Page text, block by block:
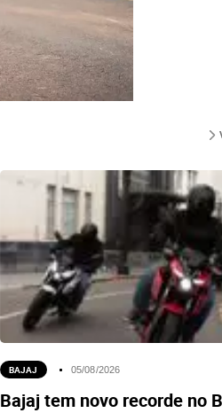
BAJAJ 05/08/2026
Bajaj tem novo recorde no